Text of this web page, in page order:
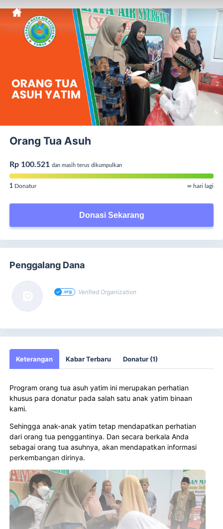
Orang Tua Asuh
Rp 100.521 dan masih terus dikumpulkan
1 Donatur ∞ hari lagi
Donasi Sekarang
Penggalang Dana
Verified Organization
Keterangan Kabar Terbaru Donatur (1)
Program orang tua asuh yatim ini merupakan perhatian
khusus para donatur pada salah satu anak yatim binaan
kami.
Sehingga anak-anak yatim tetap mendapatkan perhatian
dari orang tua penggantinya. Dan secara berkala Anda
sebagai orang tua asuhnya, akan mendapatkan informasi
perkembangan dirinya.